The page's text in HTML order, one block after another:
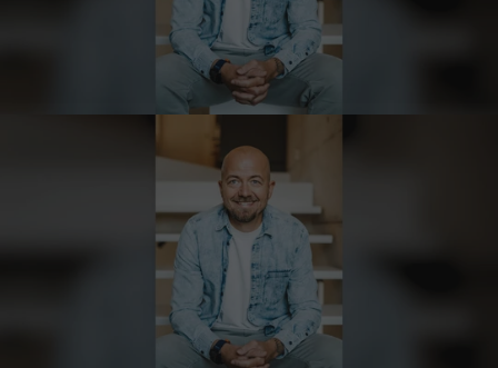
Hans-Jürgen
Verifizierter Kunde
alles super geschmeckt
Verifizierter Kunde
Was ich bisher gegessen habe, war sehr
lecker!